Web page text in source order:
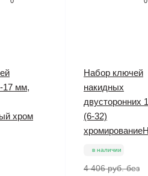
17 мм,
хром
Набор ключей
накидных
двусторонних
(6-32)
в наличии
4 406 руб.без